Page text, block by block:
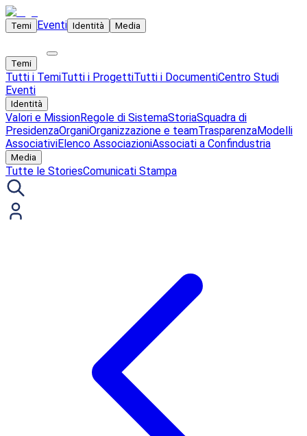
Temi Eventi Identità Media
Temi
Tutti i TemiTutti i ProgettiTutti i DocumentiCentro Studi
Eventi
Identità
Valori e MissionRegole di SistemaStoriaSquadra di
PresidenzaOrganiOrganizzazione e teamTrasparenzaModelli
AssociativiElenco AssociazioniAssociati a Confindustria
Media
Tutte le StoriesComunicati Stampa